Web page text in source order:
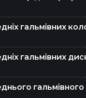
гальмівних
гальмівних